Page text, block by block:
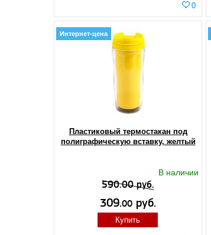
0
Пластиковый термостакан под
полиграфическую вставку, желтый
В наличии
Интернет-цена
590.00 руб.
309.00 руб.
Купить